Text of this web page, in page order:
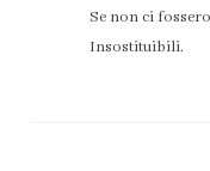
Se non ci
Insostituibili.